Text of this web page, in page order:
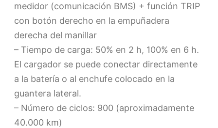
medidor (comunicación BMS) + función TRIP
con botón derecho en la empuñadera
derecha del manillar
– Tiempo de carga: 50% en 2 h, 100% en 6 h.
El cargador se puede conectar directamente
a la batería o al enchufe colocado en la
guantera lateral.
– Número de ciclos: 900 (aproximadamente
40.000 km)